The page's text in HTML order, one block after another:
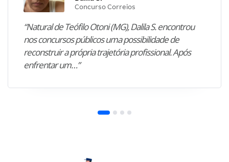
Concurso Correios
“Natural de Teófilo Otoni (MG), Dalila S. encontrou
nos concursos públicos uma possibilidade de
reconstruir a própria trajetória profissional. Após
enfrentar um…”